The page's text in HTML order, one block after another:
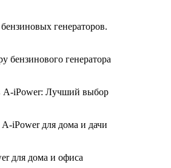
генераторов.
бензинового генератора
A-iPower: Лучший выбор
iPower для дома и дачи
для дома и офиса